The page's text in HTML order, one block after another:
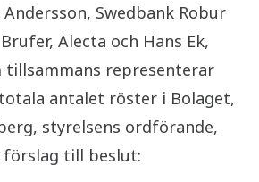
Swedbank Robur
Alecta och Hans Ek,
tillsammans representerar
antalet röster i Bolaget,
styrelsens ordförande,
till beslut: